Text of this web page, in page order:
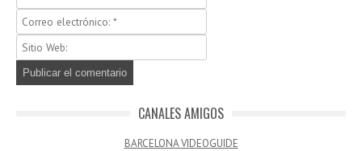
CANALES AMIGOS
BARCELONA VIDEOGUIDE